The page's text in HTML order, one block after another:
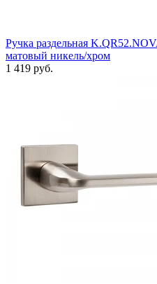
Ручка раздельная
матовый никель/хром
1 419 руб.